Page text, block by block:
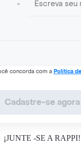
concorda com a Política
Cadastre-se agora
¡JUNTE -SE A RAPPI!